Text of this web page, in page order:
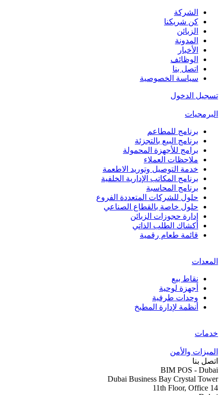
الشركة
كن شريكنا
الزبائن
المدونة
الأخبار
الوظائف
اتصل بنا
سياسة الخصوصية
تسجيل الدخول
البرمجيات
برنامج للمطاعم
برنامج البيع بالتجزئة
برامج للأجهزة المحمولة
ملاحظات العملاء
خدمة التوصيل وتوريد الاطعمة
برنامج المكاتب الإدارية الخلفية
برنامج المحاسبة
حلول للشركات المتعددة الفروع
حلول خاصة بالقطاع الصناعي
إدارة حجوزات الزبائن
أكشاك الطلب الذاتي
قائمة طعام رقمية
المعدات
نقاط بيع
أجهزة لوحية
وحدات طرفية
أنظمة لإدارة المطبخ
خدمات
الميزات والأمن
اتصل بنا
BIM POS - Dubai
Dubai Business Bay Crystal Tower
11th Floor, Office 14